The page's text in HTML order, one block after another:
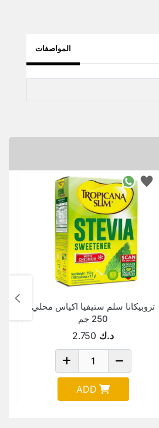
المواصفات
تروبيكانا سلم ستيفيا اكياس محلي
250 جم
د.ك 2.750
ADD